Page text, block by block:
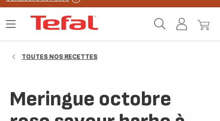
MonMon
Ouvrir
TOUTES NOS RECETTES
Meringue octobre